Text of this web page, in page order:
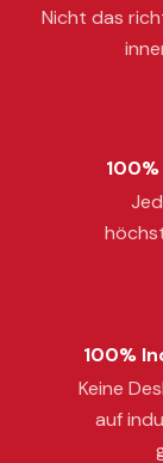
Nicht das
100%
Keine
auf